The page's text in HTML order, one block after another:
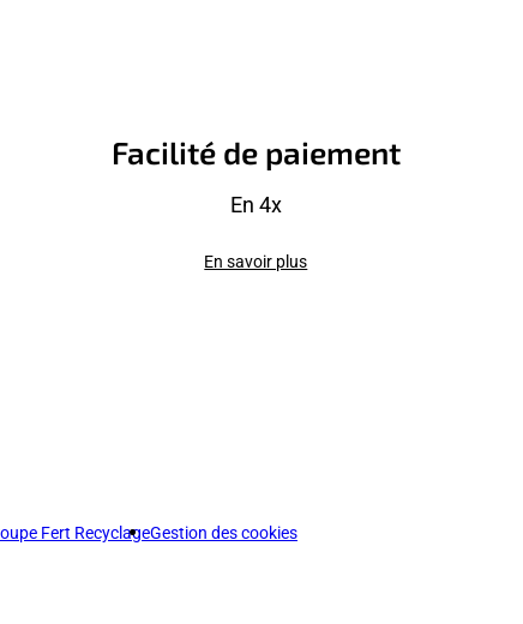
Facilité de paiement
En 4x
En savoir plus
Fert RecyclageGestion des cookies